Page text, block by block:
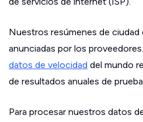
Nuestros resúmenes de ciudad
anunciadas por los
datos de velocidad del mundo
de resultados anuales de
Para procesar nuestros datos